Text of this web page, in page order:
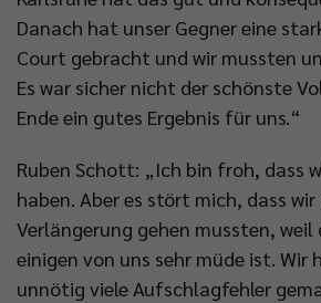
Danach hat unser Gegner eine
Court gebracht und wir mussten
Es war sicher nicht der schönste
Ende ein gutes Ergebnis für uns.“
Ruben Schott: „Ich bin froh, dass
haben. Aber es stört mich, dass wir
Verlängerung gehen mussten, weil
einigen von uns sehr müde ist. Wir
unnötig viele Aufschlagfehler